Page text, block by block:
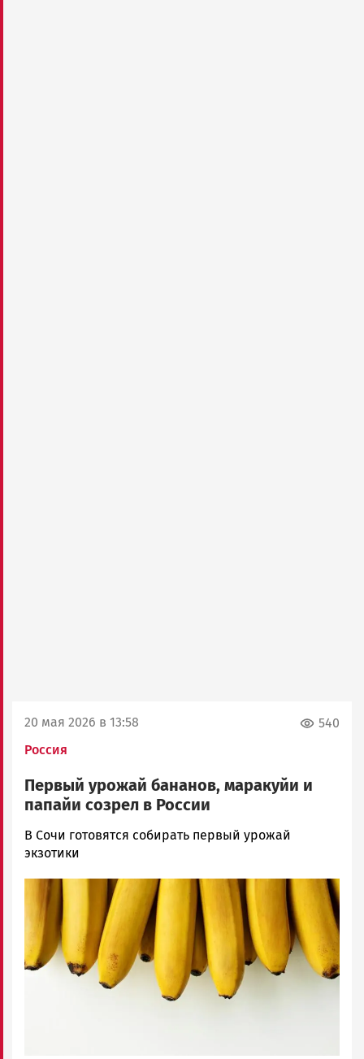
20 мая 2026 в 13:58
Россия
540
Первый урожай бананов, маракуйи и
папайи созрел в России
Ольга
Гаврилова
Петрозаводска
и
Карелии
Петрозаводск
ГОВОРИТ
В Сочи готовятся собирать первый урожай
экзотики